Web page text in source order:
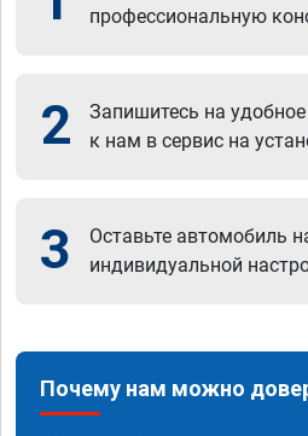
профессиональную
2
Запишитесь на
к нам в сервис на
3
Оставьте автомобиль
индивидуальной
Почему нам можно